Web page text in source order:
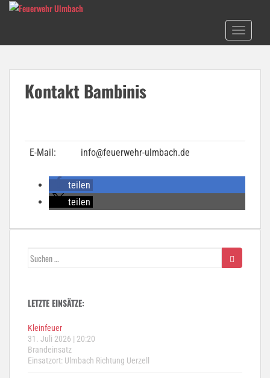
Skip to main content
TOGGLE
Kontakt Bambinis
E-Mail: info@feuerwehr-ulmbach.de
teilen
teilen
Suchen
LETZTE EINSÄTZE:
Kleinfeuer
31. Juli 2026 | 20:20
Brandeinsatz
Einsatzort: Ulmbach Richtung Uerzell